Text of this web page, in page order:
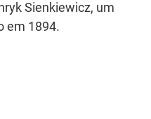
Sienkiewicz, um
em 1894.